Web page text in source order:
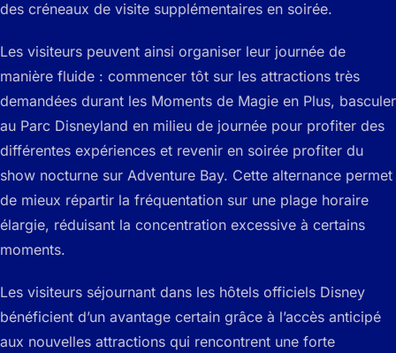
des créneaux de visite supplémentaires en soirée.
Les visiteurs peuvent ainsi organiser leur journée de
manière fluide : commencer tôt sur les attractions très
demandées durant les Moments de Magie en Plus, basculer
au Parc Disneyland en milieu de journée pour profiter des
différentes expériences et revenir en soirée profiter du
show nocturne sur Adventure Bay. Cette alternance permet
de mieux répartir la fréquentation sur une plage horaire
élargie, réduisant la concentration excessive à certains
moments.
Les visiteurs séjournant dans les hôtels officiels Disney
bénéficient d’un avantage certain grâce à l’accès anticipé
aux nouvelles attractions qui rencontrent une forte